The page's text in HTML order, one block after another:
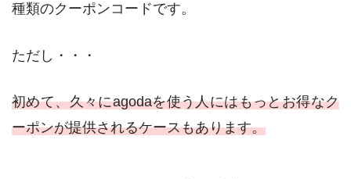
種類のクーポンコードです。
ただし・・・
初めて、久々にagodaを使う人にはもっとお得なク
ーポンが提供されるケースもあります。